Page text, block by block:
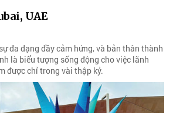
UAE
đa dạng đầy cảm hứng, và bản thân thành
là biểu tượng sống động cho việc lãnh
được chỉ trong vài thập kỷ.